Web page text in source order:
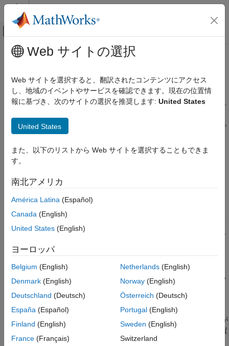
コンテンツへスキップ
オフキャンバス ナビゲーション メ
ドキュメンテーションのホーム
プログラミング
ファイルとフォルダー
MATLAB Drive を使用したファイルの共有
個人的な招待でのファイルおよびフォルダー
の共有
表示専用リンクでのファイルおよびフォルダ
ーの共有
自分に共有されているファイルおよびフォル
ダーへのアクセス
共有されているファイルおよびフォルダーの
管理
参考
メインコンテンツ
MATLAB Drive
を使用したファイル
の共有
MATLAB ® およびMATLAB Drive™Online のファイルおよびフォ
す。共有する際に、他のユーザーがファイルを表示または編集で
MATLAB ではそのファイルを含むフォルダー全体が共有されま
項目を共有するには次の 2 つの方法があります。
個々のメンバーを招待する
これにより、項目をプレビューしたり、項目を自分のファイ
ルに追加したり、(許可されている場合) 項目のコンテンツを
編集したりできるようになります。
リンクを共有する
— 表示専用リンクを送信します。これに
より、項目をプレビューしたりファイルに追加したりできる
ようになりますが、編集はできません。
MATLAB のインストール バージョンからファイルやフォルダー
を共有するには、MATLAB Connector が有効になっている必要が
あり、さらにファイルまたはフォルダーが
MATLAB Drive
に配置
されていなければなりません。
MATLAB Online™
Web サイトの選択
Web サイトを選択すると、翻訳されたコンテンツにアクセス
し、地域のイベントやサービスを確認できます。現在の位置情
報に基づき、次のサイトの選択を推奨します: United States
United States
また、以下のリストから Web サイトを選択することもできま
す。
南北アメリカ
América Latina (Español)
Canada (English)
United States (English)
ヨーロッパ
Belgium (English)
Denmark (English)
Deutschland (Deutsch)
España (Español)
Finland (English)
France (Français)
Netherlands(English)
Norway(English)
Österreich (Deutsch)
Portugal(English)
Sweden (English)
Switzerland